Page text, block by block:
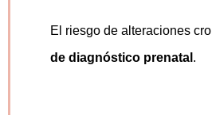
El riesgo de alteraciones
de diagnóstico prenatal .